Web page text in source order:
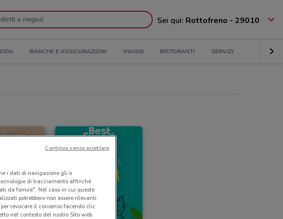
Sei qui: Rottofreno - 29010
BANCHE E ASSICURAZIONI VIAGGI RISTORANTI SERVIZI
i dati di navigazione gli o
di tracciamento affinché
da fornire". Nel caso in cui queste
potrebbero non essere rilevanti.
revocare il consenso facendo clic
nel contesto del nostro Sito web.
Continua senza accettare